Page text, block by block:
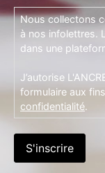
Nous collectons
à nos infolettres.
dans une
J’autorise
formulaire aux
confidentialité.
S'inscrire